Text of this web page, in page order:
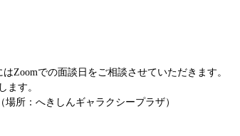
Zoomでの面談日をご相談させていただきます。
ます。
所：へきしんギャラクシープラザ）